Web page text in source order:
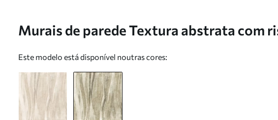
Murais de parede Textura abstrata com
Este modelo está disponível noutras cores: